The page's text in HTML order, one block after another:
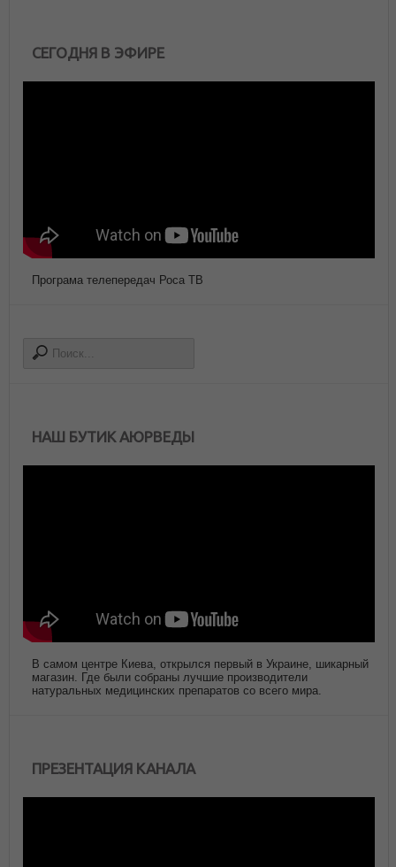
СЕГОДНЯ В ЭФИРЕ
Програма телепередач Роса ТВ
НАШ БУТИК АЮРВЕДЫ
В самом центре Киева, открылся первый в Украине, шикарный
магазин. Где были собраны лучшие производители
натуральных медицинских препаратов со всего мира.
ПРЕЗЕНТАЦИЯ КАНАЛА